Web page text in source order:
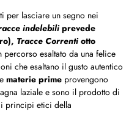
per lasciare un segno nei
indelebiliprevede
Tracce Correntiotto
percorso esaltato da una felice
che esaltano il gusto autentico
materie prime provengono
laziale e sono il prodotto di
principi etici della